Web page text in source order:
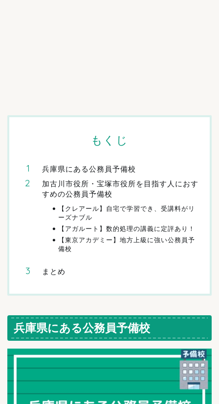
もくじ
兵庫県にある公務員予備校
加古川市役所・宝塚市役所を目指す人におす
すめの公務員予備校
【クレアール】自宅で学習でき、受講料がリ
ーズナブル
【アガルート】数的処理の講義に定評あり！
【東京アカデミー】地方上級に強い公務員予
備校
まとめ
兵庫県にある公務員予備校